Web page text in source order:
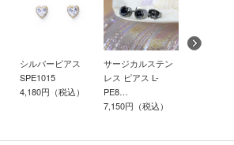
シルバーピアス
SPE1015
4,180円（税込）
サージカルステン
レス ピアス L-
PE8…
7,150円（税込）